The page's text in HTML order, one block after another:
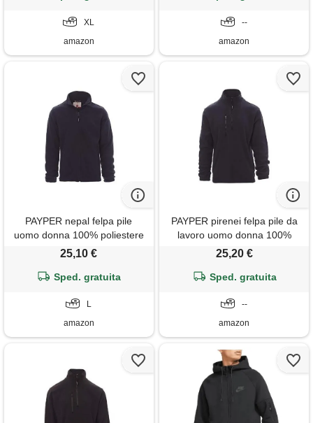
XL
amazon
--
amazon
PAYPER nepal felpa pile
uomo donna 100% poliestere
chiusura zip elastici stringi
(l)
25,10 €
Sped. gratuita
L
amazon
PAYPER pirenei felpa pile da
lavoro uomo donna 100%
poliestere mezza chiusura zip
frontale blu navy (s)
25,20 €
Sped. gratuita
--
amazon